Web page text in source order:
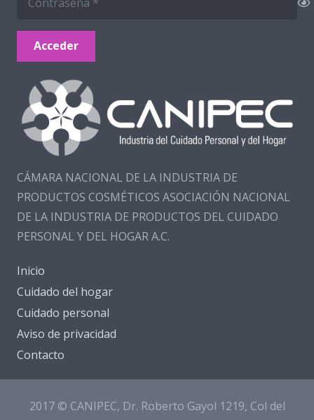
Acceder
CÁMARA NACIONAL DE LA INDUSTRIA DE
PRODUCTOS COSMÉTICOS ASOCIACIÓN NACIONAL
DE LA INDUSTRIA DE PRODUCTOS DEL CUIDADO
PERSONAL Y DEL HOGAR A.C.
Inicio
Cuidado del hogar
Cuidado personal
Aviso de privacidad
Contacto
2017 © CANIPEC, Dr. Roberto Gayol 1219, Col del